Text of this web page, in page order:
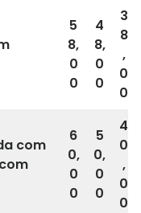
5
8,
0
0
4
8,
0
0
3
8
,
0
0
com
6
0,
0
0
5
0,
0
0
4
0
,
0
0